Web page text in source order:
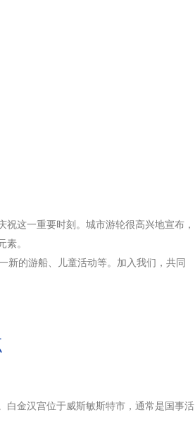
这一重要时刻。城市游轮很高兴地宣布，
。
新的游船、儿童活动等。加入我们，共同
白金汉宫位于威斯敏斯特市，通常是国事活